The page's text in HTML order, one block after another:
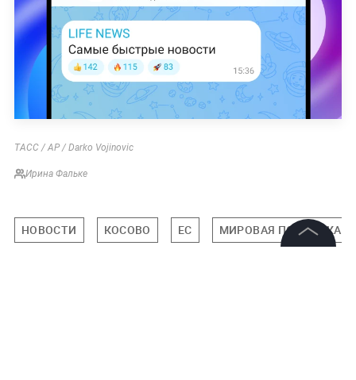
ТАСС / AP / Darko Vojinovic
Ирина Фальке
НОВОСТИ КОСОВО ЕС МИРОВАЯ ПОЛИТИКА